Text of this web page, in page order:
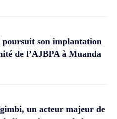
son implantation
de l’AJBPA à Muanda
un acteur majeur de